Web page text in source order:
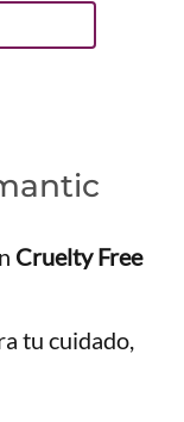
Cruelty Free
tu cuidado,